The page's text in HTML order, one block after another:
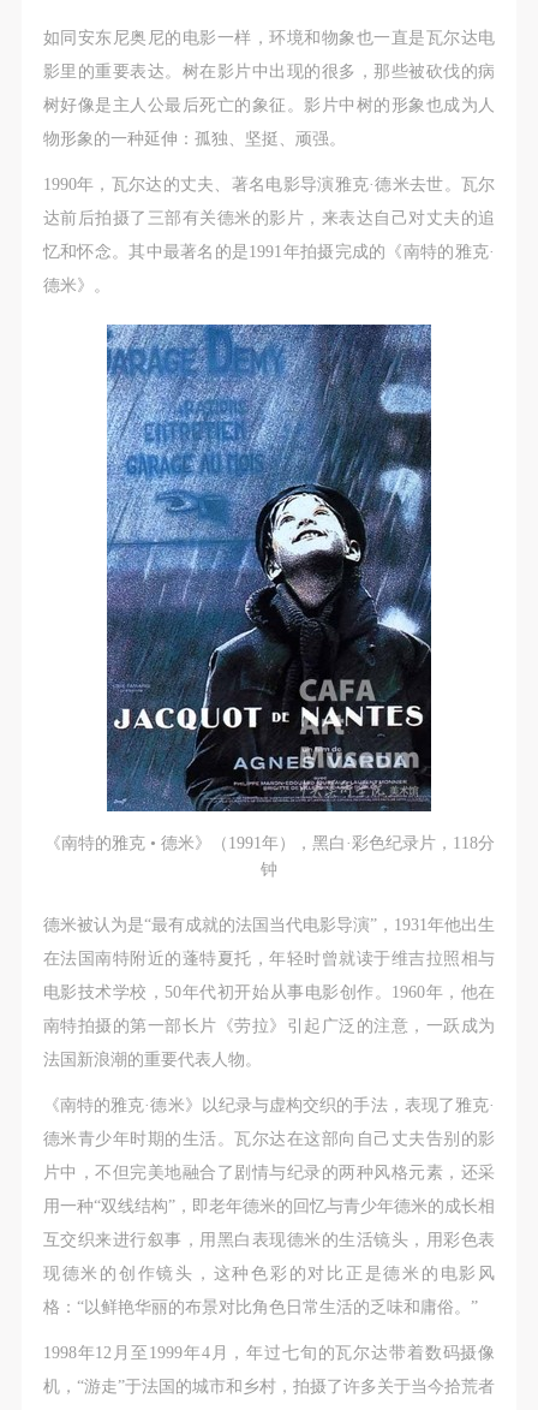
如同安东尼奥尼的电影一样，环境和物象也一直是瓦尔达电
影里的重要表达。树在影片中出现的很多，那些被砍伐的病
树好像是主人公最后死亡的象征。影片中树的形象也成为人
物形象的一种延伸：孤独、坚挺、顽强。
1990年，瓦尔达的丈夫、著名电影导演雅克·德米去世。瓦尔
达前后拍摄了三部有关德米的影片，来表达自己对丈夫的追
忆和怀念。其中最著名的是1991年拍摄完成的《南特的雅克·
德米》。
《南特的雅克 • 德米》（1991年），黑白·彩色纪录片，118分
钟
德米被认为是“最有成就的法国当代电影导演”，1931年他出生
在法国南特附近的蓬特夏托，年轻时曾就读于维吉拉照相与
电影技术学校，50年代初开始从事电影创作。1960年，他在
南特拍摄的第一部长片《劳拉》引起广泛的注意，一跃成为
法国新浪潮的重要代表人物。
《南特的雅克·德米》以纪录与虚构交织的手法，表现了雅克·
德米青少年时期的生活。瓦尔达在这部向自己丈夫告别的影
片中，不但完美地融合了剧情与纪录的两种风格元素，还采
用一种“双线结构”，即老年德米的回忆与青少年德米的成长相
互交织来进行叙事，用黑白表现德米的生活镜头，用彩色表
现德米的创作镜头，这种色彩的对比正是德米的电影风
格：“以鲜艳华丽的布景对比角色日常生活的乏味和庸俗。”
1998年12月至1999年4月，年过七旬的瓦尔达带着数码摄像
机，“游走”于法国的城市和乡村，拍摄了许多关于当今拾荒者